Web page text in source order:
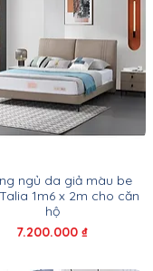
ngủ da giả màu be
1m6 x 2m cho căn
hộ
Giá
7.200.000 ₫